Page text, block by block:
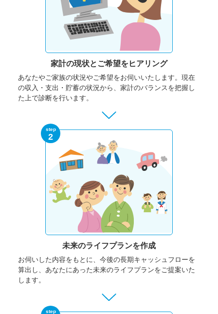
家計の現状と ご希望をヒアリング
あなたやご家族の状況やご希望をお伺いいたします。 現在
の収入・支出・貯蓄の状況から、家計のバランスを把握し
た上で診断を行います。
step
2
未来のライフプランを作成
お伺いした内容をもとに、今後の長期キャッシュフローを
算出し、あなたにあった未来のライフプランをご提案いた
します。
step